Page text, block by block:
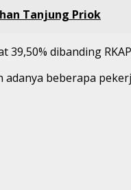
Tanjung Priok
dibanding
beberapa